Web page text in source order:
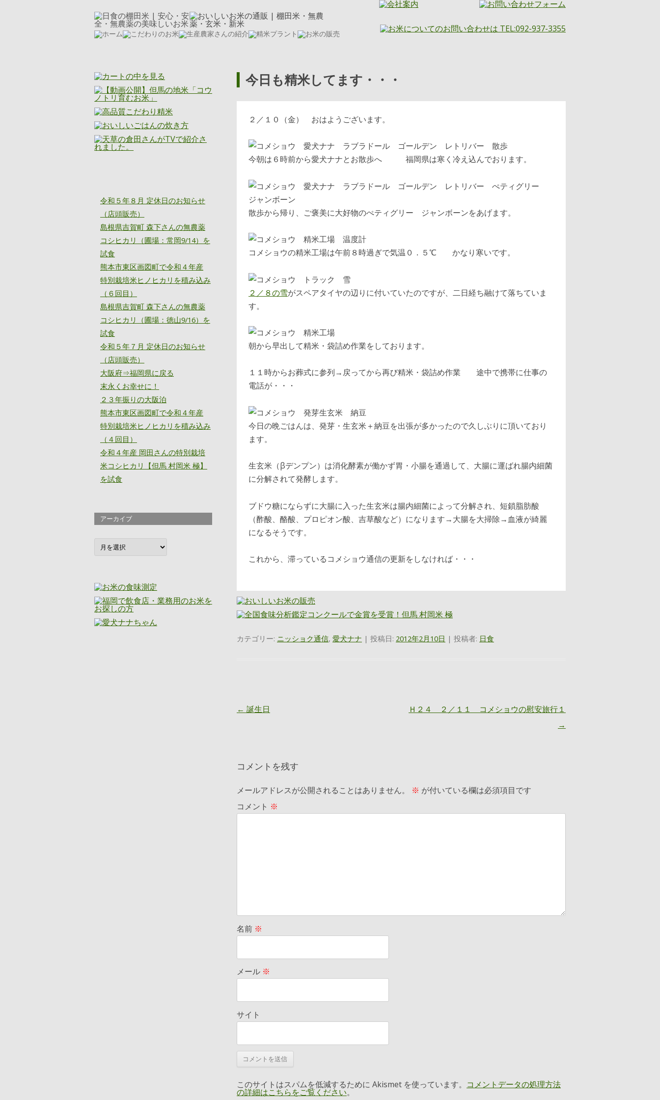
今日も精米してます・・・
２／１０（金） おはようございます。
今朝は６時前から愛犬ナナとお散歩へ 福岡県は寒く冷え込んでおります。
散歩から帰り、ご褒美に大好物のぺティグリー ジャンボーンをあげます。
コメショウの精米工場は午前８時過ぎで気温０．５℃ かなり寒いです。
２／８の雪がスペアタイヤの辺りに付いていたのですが、二日経ち融けて落ちていま
す。
朝から早出して精米・袋詰め作業をしております。
１１時からお葬式に参列→戻ってから再び精米・袋詰め作業 途中で携帯に仕事の
電話が・・・
今日の晩ごはんは、発芽・生玄米＋納豆を出張が多かったので久しぶりに頂いており
ます。
生玄米（βデンプン）は消化酵素が働かず胃・小腸を通過して、大腸に運ばれ腸内細菌
に分解されて発酵します。
ブドウ糖にならずに大腸に入った生玄米は腸内細菌によって分解され、短鎖脂肪酸
（酢酸、酪酸、プロピオン酸、吉草酸など）になります→大腸を大掃除→血液が綺麗
になるそうです。
これから、滞っているコメショウ通信の更新をしなければ・・・
カテゴリー: ニッショク通信, 愛犬ナナ | 投稿日: 2012年2月10日 | 投稿者: 日食
投稿ナビゲーション
← 誕生日
Ｈ２４ ２／１１ コメショウの慰安旅行１
→
コメントを残す
メールアドレスが公開されることはありません。 ※ が付いている欄は必須項目です
コメント ※
名前 ※
メール ※
サイト
このサイトはスパムを低減するために Akismet を使っています。 コメントデータの処理方法
の詳細はこちらをご覧ください。
令和５年８月 定休日のお知らせ
（店頭販売）
島根県吉賀町 森下さんの無農薬
コシヒカリ（圃場：常岡9/14）を
試食
熊本市東区画図町で令和４年産
特別栽培米ヒノヒカリを積み込み
（６回目）
島根県吉賀町 森下さんの無農薬
コシヒカリ（圃場：徳山9/16）を
試食
令和５年７月 定休日のお知らせ
（店頭販売）
大阪府⇒福岡県に戻る
末永くお幸せに！
２３年振りの大阪泊
熊本市東区画図町で令和４年産
特別栽培米ヒノヒカリを積み込み
（４回目）
令和４年産 岡田さんの特別栽培
米コシヒカリ【但馬 村岡米 極】
を試食
アーカイブ
ア
ー
カ